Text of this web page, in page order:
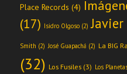
Place Records (4)
(17) Isidro Olgoso (2)
Smith (2) José Guapachá (2) La BIG
(32) Los Fusiles (3) Los